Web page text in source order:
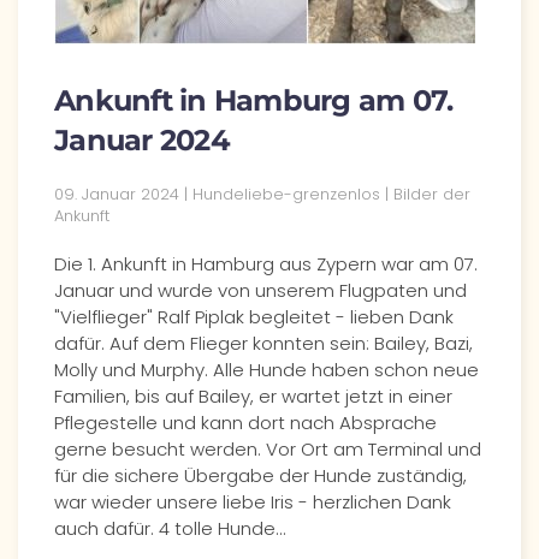
Ankunft in Hamburg am 07.
Januar 2024
09. Januar 2024 | Hundeliebe-grenzenlos | Bilder der
Ankunft
Die 1. Ankunft in Hamburg aus Zypern war am 07.
Januar und wurde von unserem Flugpaten und
"Vielflieger" Ralf Piplak begleitet - lieben Dank
dafür. Auf dem Flieger konnten sein: Bailey, Bazi,
Molly und Murphy. Alle Hunde haben schon neue
Familien, bis auf Bailey, er wartet jetzt in einer
Pflegestelle und kann dort nach Absprache
gerne besucht werden. Vor Ort am Terminal und
für die sichere Übergabe der Hunde zuständig,
war wieder unsere liebe Iris - herzlichen Dank
auch dafür. 4 tolle Hunde…